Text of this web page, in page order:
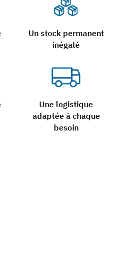
Un stock permanent
inégalé
Une logistique
adaptée à chaque
besoin